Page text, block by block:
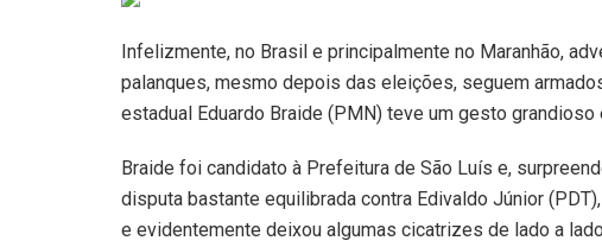
Infelizmente, no Brasil e principalmente no Maranhão,
palanques, mesmo depois das eleições, seguem
estadual Eduardo Braide (PMN) teve um gesto
Braide foi candidato à Prefeitura de São Luís e,
disputa bastante equilibrada contra Edivaldo Júnior
e evidentemente deixou algumas cicatrizes de lado a